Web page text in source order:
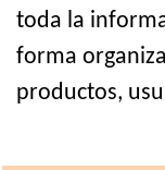
toda la
forma
productos,